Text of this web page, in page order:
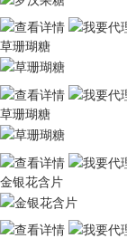
草珊瑚糖
草珊瑚糖
金银花含片